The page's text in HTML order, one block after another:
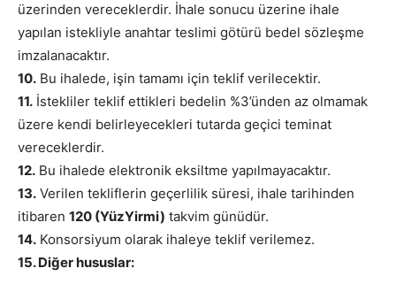
üzerinden vereceklerdir. İhale sonucu üzerine ihale
yapılan istekliyle anahtar teslimi götürü bedel sözleşme
imzalanacaktır.
10. Bu ihalede, işin tamamı için teklif verilecektir.
11. İstekliler teklif ettikleri bedelin %3’ünden az olmamak
üzere kendi belirleyecekleri tutarda geçici teminat
vereceklerdir.
12. Bu ihalede elektronik eksiltme yapılmayacaktır.
13. Verilen tekliflerin geçerlilik süresi, ihale tarihinden
itibaren 120 (YüzYirmi) takvim günüdür.
14. Konsorsiyum olarak ihaleye teklif verilemez.
15. Diğer hususlar: